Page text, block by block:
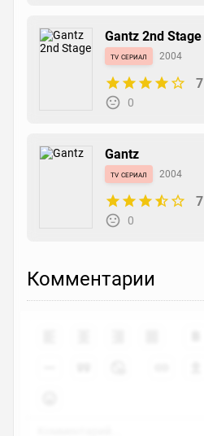
Gantz 2nd Stage
tv сериал 2004
7
0
Gantz
tv сериал 2004
7
0
Комментарии